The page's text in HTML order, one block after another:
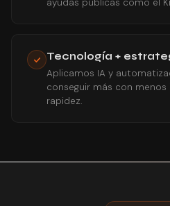
ayudas públicas como el
Tecnología +
Aplicamos IA y
conseguir más con menos
rapidez.